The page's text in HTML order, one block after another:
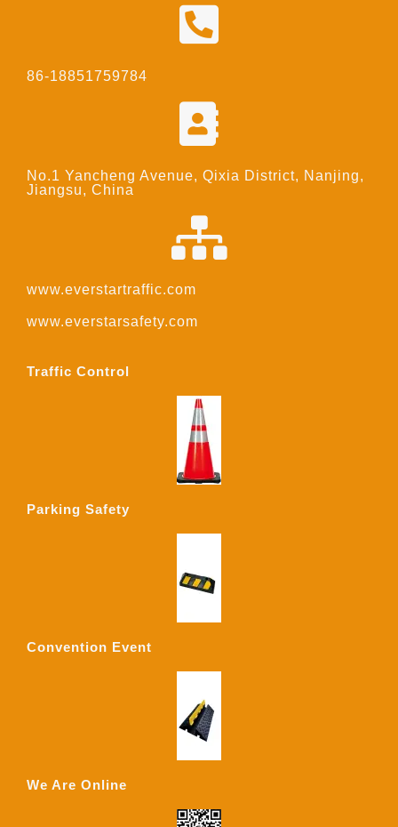
86-18851759784
No.1 Yancheng Avenue, Qixia District, Nanjing,
Jiangsu, China
www.everstartraffic.com
www.everstarsafety.com
Traffic Control
Parking Safety
Convention Event
We Are Online